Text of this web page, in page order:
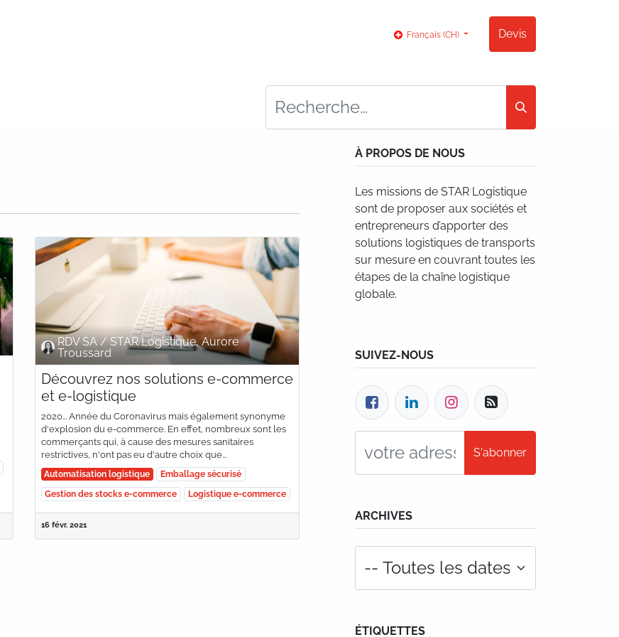
Français (CH) Devis
RDV SA / STAR Logistique, Aurore
Troussard
Découvrez nos solutions e-commerce
et e-logistique
2020... Année du Coronavirus mais également synonyme
d'explosion du e-commerce. En effet, nombreux sont les
commerçants qui, à cause des mesures sanitaires
restrictives, n'ont pas eu d'autre choix que...
Automatisation logistique
Emballage sécurisé
Gestion des stocks e-commerce
Logistique e-commerce
16 févr. 2021
À PROPOS DE NOUS
Les missions de STAR Logistique
sont de proposer aux sociétés et
entrepreneurs d’apporter des
solutions logistiques de transports
sur mesure en couvrant toutes les
étapes de la chaîne logistique
globale.
SUIVEZ-NOUS
S'abonner
ARCHIVES
ÉTIQUETTES